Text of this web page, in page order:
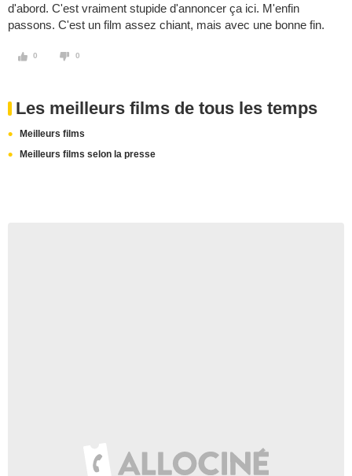
d'abord. C'est vraiment stupide d'annoncer ça ici. M'enfin
passons. C'est un film assez chiant, mais avec une bonne fin.
0 0
Les meilleurs films de tous les temps
Meilleurs films
Meilleurs films selon la presse